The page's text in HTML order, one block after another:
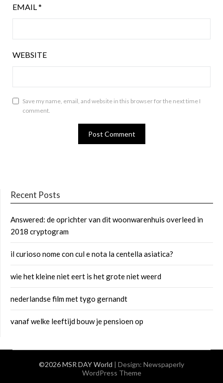
EMAIL*
WEBSITE
Save my name, email, and website in this browser for the next time I
comment.
Recent Posts
Answered: de oprichter van dit woonwarenhuis overleed in
2018 cryptogram
il curioso nome con cul e nota la centella asiatica?
wie het kleine niet eert is het grote niet weerd
nederlandse film met tygo gernandt
vanaf welke leeftijd bouw je pensioen op
©2026 MSR DAY World | Design: Newspaperly
WordPress Theme